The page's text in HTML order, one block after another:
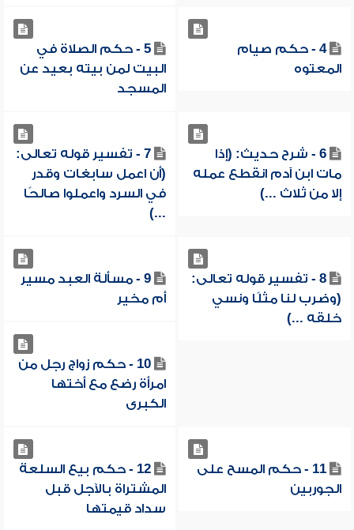
4 - حكم صيام
المعتوه
5 - حكم الصلاة في
البيت لمن بيته بعيد عن
المسجد
6 - شرح حديث: (إذا
مات ابن آدم انقطع عمله
إلا من ثلاث ...)
7 - تفسير قوله تعالى:
(أن اعمل سابغات وقدر
في السرد واعملوا صالحًا
...)
8 - تفسير قوله تعالى:
(وضرب لنا مثلًا ونسي
خلقه ...)
9 - مسألة العبد مسير
أم مخير
10 - حكم زواج رجل من
امرأة رضع مع أختها
الكبرى
11 - حكم المسح على
الجوربين
12 - حكم بيع السلعة
المشتراة بالآجل قبل
سداد قيمتها